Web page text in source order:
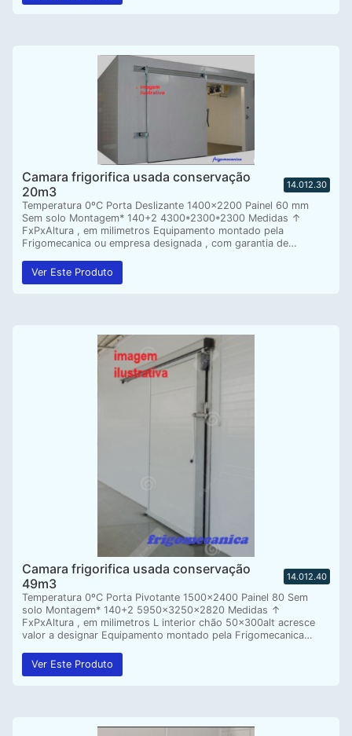
Camara frigorifica usada conservação
20m3
14.012.30
Temperatura 0ºC Porta Deslizante 1400×2200 Painel 60 mm
Sem solo Montagem* 140+2 4300*2300*2300 Medidas ↑
FxPxAltura , em milimetros Equipamento montado pela
Frigomecanica ou empresa designada , com garantia de…
Ver Este Produto
Camara frigorifica usada conservação
49m3
14.012.40
Temperatura 0ºC Porta Pivotante 1500×2400 Painel 80 Sem
solo Montagem* 140+2 5950x3250x2820 Medidas ↑
FxPxAltura , em milimetros L interior chão 50x300alt acresce
valor a designar Equipamento montado pela Frigomecanica…
Ver Este Produto